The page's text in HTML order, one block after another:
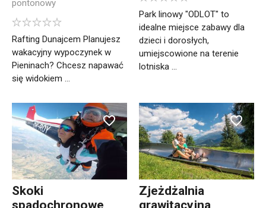
pontonowy
Rafting Dunajcem Planujesz
wakacyjny wypoczynek w
Pieninach? Chcesz napawać
się widokiem ...
Park linowy "ODLOT" to
idealne miejsce zabawy dla
dzieci i dorosłych,
umiejscowione na terenie
lotniska ...
Skoki
Zjeżdżalnia